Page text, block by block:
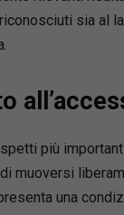
sia al
più
muoversi
una